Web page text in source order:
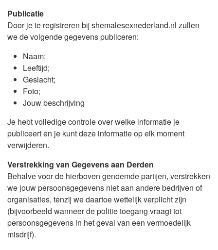
Publicatie
Door je te registreren bij shemalesexnederland.nl zullen
we de volgende gegevens publiceren:
Naam;
Leeftijd;
Geslacht;
Foto;
Jouw beschrijving
Je hebt volledige controle over welke informatie je
publiceert en je kunt deze informatie op elk moment
verwijderen.
Verstrekking van Gegevens aan Derden
Behalve voor de hierboven genoemde partijen, verstrekken
we jouw persoonsgegevens niet aan andere bedrijven of
organisaties, tenzij we daartoe wettelijk verplicht zijn
(bijvoorbeeld wanneer de politie toegang vraagt tot
persoonsgegevens in het geval van een vermoedelijk
misdrijf).